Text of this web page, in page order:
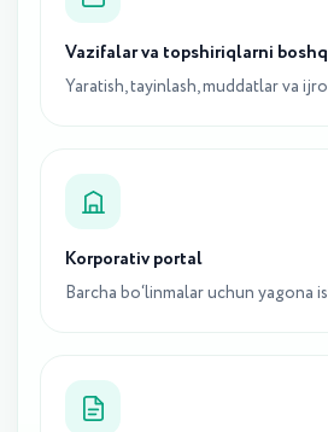
Vazifalar va topshiriqlarni
Yaratish, tayinlash, muddatlar va
Korporativ portal
Barcha bo‘linmalar uchun yagona